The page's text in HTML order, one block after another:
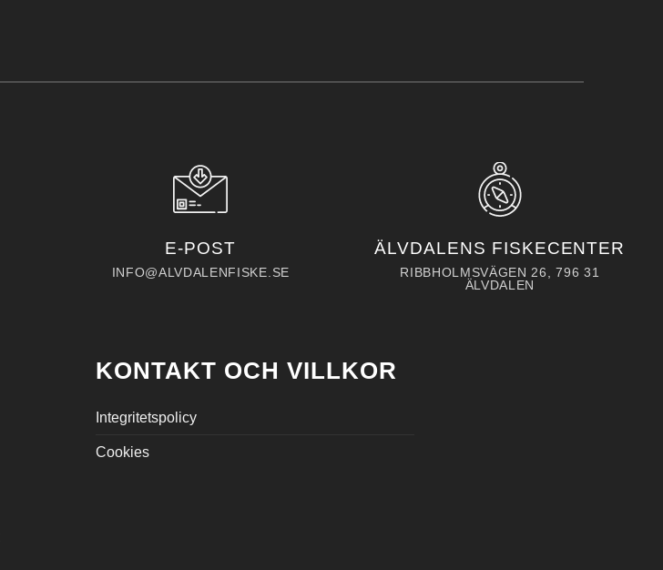
E-POST
INFO@ALVDALENFISKE.SE
ÄLVDALENS FISKECENTER
RIBBHOLMSVÄGEN 26, 796 31
ÄLVDALEN
KONTAKT OCH VILLKOR
Integritetspolicy
Cookies